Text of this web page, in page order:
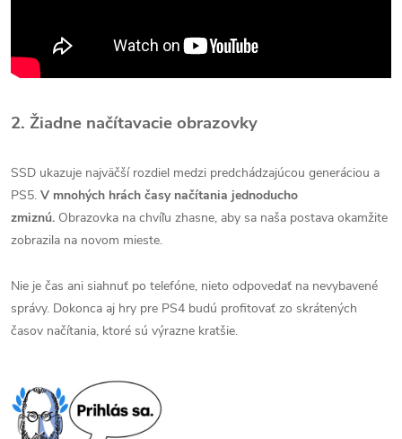
2. Žiadne načítavacie obrazovky
SSD ukazuje najväčší rozdiel medzi predchádzajúcou generáciou a
PS5. V mnohých hrách časy načítania jednoducho
zmiznú. Obrazovka na chvíľu zhasne, aby sa naša postava okamžite
zobrazila na novom mieste.
Nie je čas ani siahnuť po telefóne, nieto odpovedať na nevybavené
správy. Dokonca aj hry pre PS4 budú profitovať zo skrátených
časov načítania, ktoré sú výrazne kratšie.